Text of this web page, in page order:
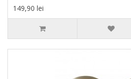
149,90 lei